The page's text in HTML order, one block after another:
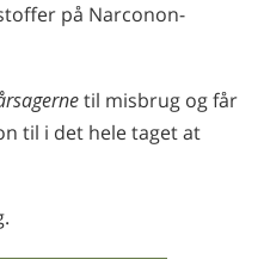
på Narconon-
til misbrug og får
til i det hele taget at